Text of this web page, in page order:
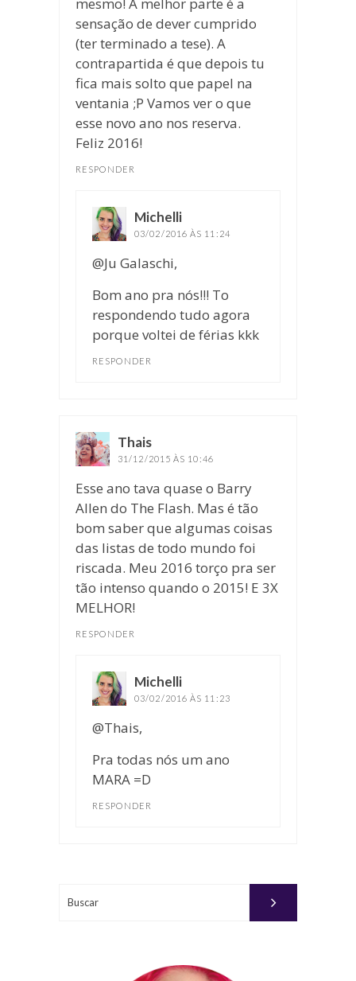
sensação de dever cumprido
(ter terminado a tese). A
contrapartida é que depois tu
fica mais solto que papel na
ventania ;P Vamos ver o que
esse novo ano nos reserva.
Feliz 2016!
RESPONDER
Michelli
03/02/2016 ÀS 11:24
@Ju Galaschi,
Bom ano pra nós!!! To
respondendo tudo agora
porque voltei de férias kkk
RESPONDER
Thais
31/12/2015 ÀS 10:46
Esse ano tava quase o Barry
Allen do The Flash. Mas é tão
bom saber que algumas coisas
das listas de todo mundo foi
riscada. Meu 2016 torço pra ser
tão intenso quando o 2015! E 3X
MELHOR!
RESPONDER
Michelli
03/02/2016 ÀS 11:23
@Thais,
Pra todas nós um ano
MARA =D
RESPONDER